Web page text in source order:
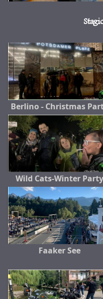
Berlino - Christmas
Wild Cats-Winter Party
Faaker See